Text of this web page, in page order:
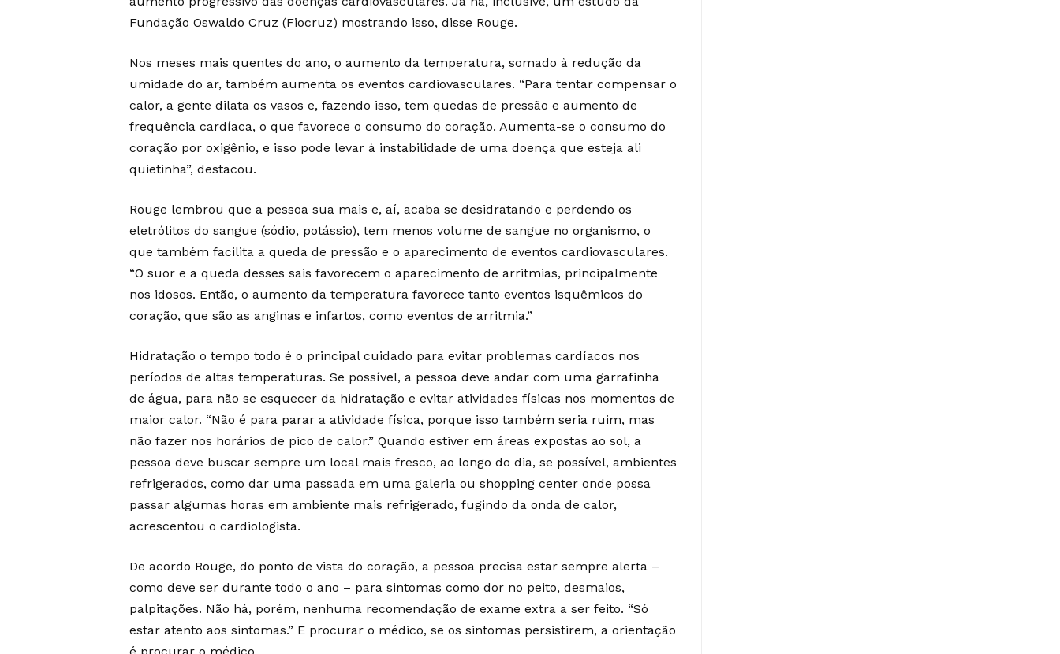
Fundação Oswaldo Cruz (Fiocruz) mostrando isso, disse Rouge.
Nos meses mais quentes do ano, o aumento da temperatura, somado à redução da
umidade do ar, também aumenta os eventos cardiovasculares. “Para tentar compensar o
calor, a gente dilata os vasos e, fazendo isso, tem quedas de pressão e aumento de
frequência cardíaca, o que favorece o consumo do coração. Aumenta-se o consumo do
coração por oxigênio, e isso pode levar à instabilidade de uma doença que esteja ali
quietinha”, destacou.
Rouge lembrou que a pessoa sua mais e, aí, acaba se desidratando e perdendo os
eletrólitos do sangue (sódio, potássio), tem menos volume de sangue no organismo, o
que também facilita a queda de pressão e o aparecimento de eventos cardiovasculares.
“O suor e a queda desses sais favorecem o aparecimento de arritmias, principalmente
nos idosos. Então, o aumento da temperatura favorece tanto eventos isquêmicos do
coração, que são as anginas e infartos, como eventos de arritmia.”
Hidratação o tempo todo é o principal cuidado para evitar problemas cardíacos nos
períodos de altas temperaturas. Se possível, a pessoa deve andar com uma garrafinha
de água, para não se esquecer da hidratação e evitar atividades físicas nos momentos de
maior calor. “Não é para parar a atividade física, porque isso também seria ruim, mas
não fazer nos horários de pico de calor.” Quando estiver em áreas expostas ao sol, a
pessoa deve buscar sempre um local mais fresco, ao longo do dia, se possível, ambientes
refrigerados, como dar uma passada em uma galeria ou shopping center onde possa
passar algumas horas em ambiente mais refrigerado, fugindo da onda de calor,
acrescentou o cardiologista.
De acordo Rouge, do ponto de vista do coração, a pessoa precisa estar sempre alerta –
como deve ser durante todo o ano – para sintomas como dor no peito, desmaios,
palpitações. Não há, porém, nenhuma recomendação de exame extra a ser feito. “Só
estar atento aos sintomas.” E procurar o médico, se os sintomas persistirem, a orientação